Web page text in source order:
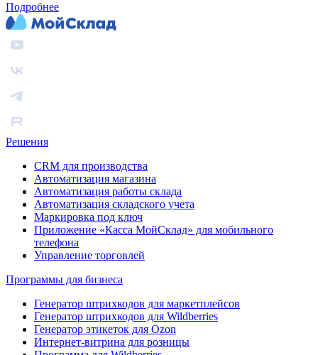
Подробнее
Решения
CRM для производства
Автоматизация магазина
Автоматизация работы склада
Автоматизация складского учета
Маркировка под ключ
Приложение «Касса МойСклад» для мобильного
телефона
Управление торговлей
Программы для бизнеса
Генератор штрихкодов для маркетплейсов
Генератор штрихкодов для Wildberries
Генератор этикеток для Ozon
Интернет-витрина для розницы